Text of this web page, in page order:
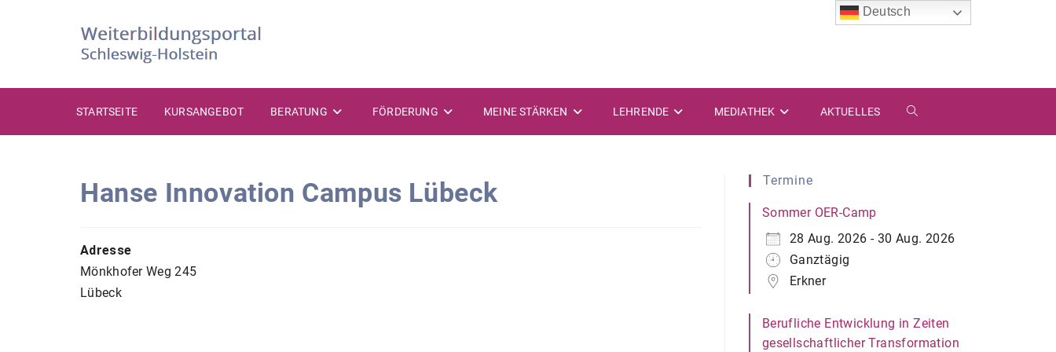
STARTSEITE KURSANGEBOT BERATUNG FÖRDERUNG MEINE STÄRKEN LEHRENDE MEDIATHEK AKTUELLES WEBSITE-
Hanse Innovation Campus Lübeck
Adresse
Mönkhofer Weg 245
Lübeck
Termine
Sommer OER-Camp
28 Aug. 2026 - 30 Aug. 2026
Ganztägig
Erkner
Berufliche Entwicklung in Zeiten
gesellschaftlicher Transformation
Deutsch